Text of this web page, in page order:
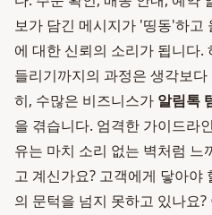
보가 담긴 메시지가 '띵동'하고
에 대한 신뢰의 소리가 됩니다.
들리기까지의 과정은 생각보
히, 수많은 비즈니스가 알림톡
을 겪습니다. 엄격한 가이드라
유는 마치 소리 없는 벽처럼 느
고 계신가요? 고객에게 닿아야
의 문턱을 넘지 못하고 있나요